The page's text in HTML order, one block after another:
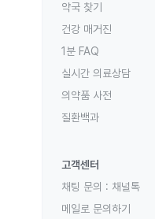
약국 찾기
건강 매거진
1분 FAQ
실시간 의료상담
의약품 사전
질환백과
고객센터
채팅 문의 : 채널톡
메일로 문의하기